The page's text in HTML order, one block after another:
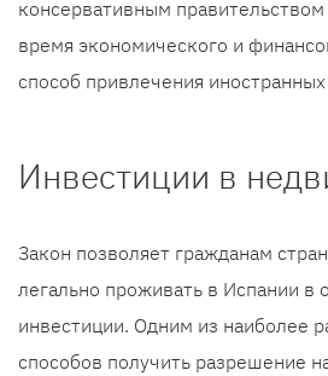
консервативным
время экономического и
способ привлечения
Инвестиции в
Закон позволяет гражданам
легально проживать в Испании в
инвестиции. Одним из наиболее
способов получить разрешение